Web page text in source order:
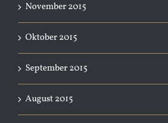
November 2015
Oktober 2015
September 2015
August 2015